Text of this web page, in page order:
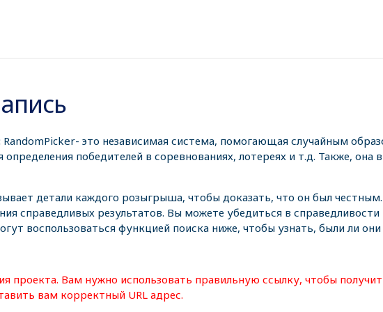
RandomPicker- это независимая система, помогающая случайным
победителей в соревнованиях, лотереях и т.д. Также, она
детали каждого розыгрыша, чтобы доказать, что он был
справедливых результатов. Вы можете убедиться в
воспользоваться функцией поиска ниже, чтобы узнать, были ли
проекта. Вам нужно использовать правильную ссылку, чтобы
вам корректный URL адрес.